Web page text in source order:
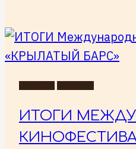
отзывы
на
«В
ИТОГИ